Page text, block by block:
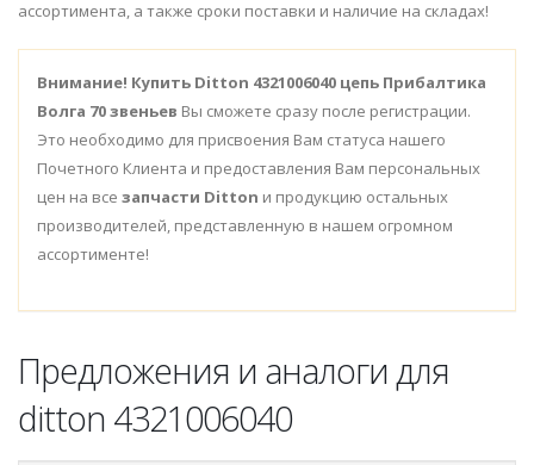
ассортимента, а также сроки поставки и наличие на складах!
Внимание! Купить Ditton 4321006040 цепь Прибалтика
Волга 70 звеньев Вы сможете сразу после регистрации.
Это необходимо для присвоения Вам статуса нашего
Почетного Клиента и предоставления Вам персональных
цен на все запчасти Ditton и продукцию остальных
производителей, представленную в нашем огромном
ассортименте!
Предложения и аналоги для
ditton 4321006040